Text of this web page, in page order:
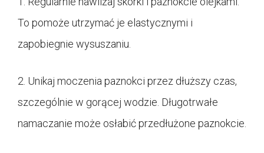
To pomoże utrzymać je elastycznymi i
zapobiegnie wysuszaniu.
2. Unikaj moczenia paznokci przez dłuższy czas,
szczególnie w gorącej wodzie. Długotrwałe
namaczanie może osłabić przedłużone paznokcie.